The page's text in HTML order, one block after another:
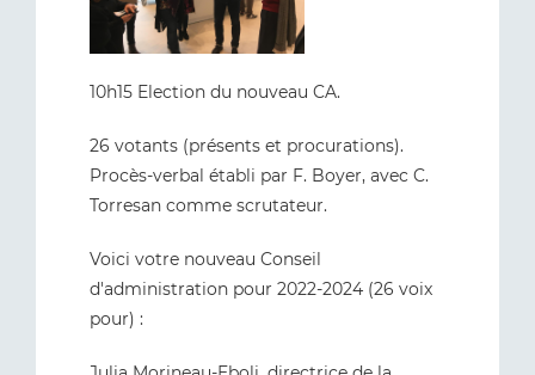
10h15 Election du nouveau CA.
26 votants (présents et procurations).
Procès-verbal établi par F. Boyer, avec C.
Torresan comme scrutateur.
Voici votre nouveau Conseil
d'administration pour 2022-2024 (26 voix
pour) :